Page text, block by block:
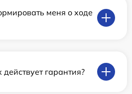
меня о ходе
гарантия?